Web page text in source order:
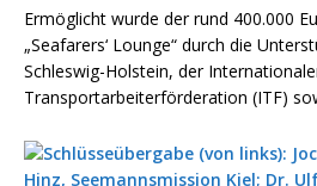
Ermöglicht wurde der rund 400.000
„Seafarers‘ Lounge“ durch die
Schleswig-Holstein, der
Transportarbeiterförderation (ITF)